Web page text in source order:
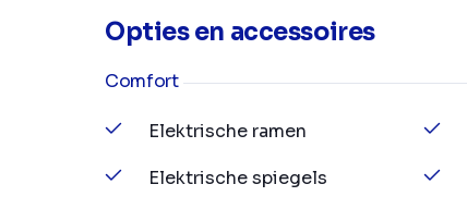
Opties en accessoires
Comfort
Elektrische ramen
Elektrische spiegels